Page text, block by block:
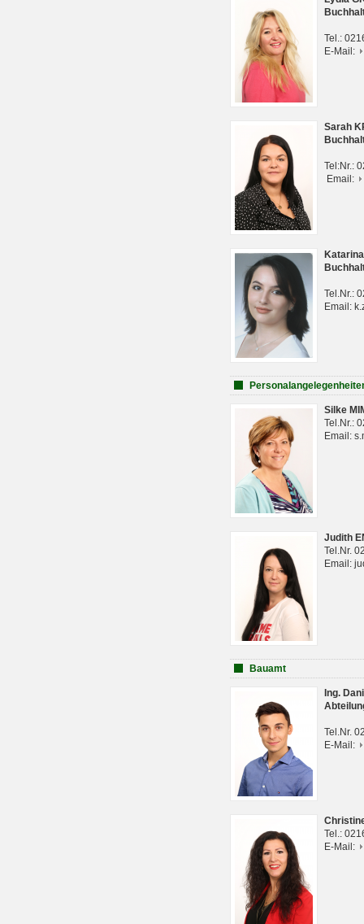
Tel.:
E-Mail:
Sarah
Tel:Nr.:
Email:
Tel.Nr.:
Email:
Silke
Tel.Nr.:
Email:
Judith
Tel.Nr.
Email:
Bauamt
Ing.
Tel.Nr.
E-Mail:
Tel.:
E-Mail: